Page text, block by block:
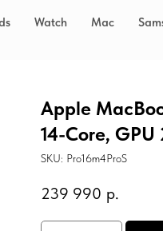
Watch Mac
Apple
14-Core,
SKU: Pro16m4ProS
239 990 р.